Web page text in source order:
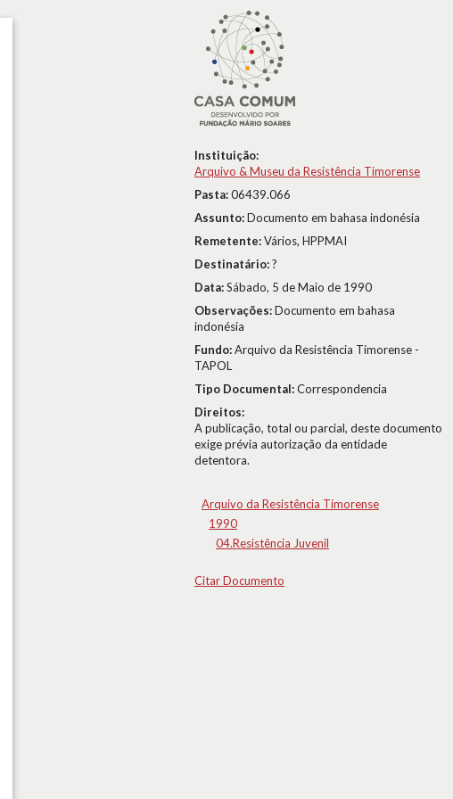
Instituição:
Arquivo & Museu da Resistência Timorense
Pasta:06439.066
Assunto:Documento em bahasa indonésia
Remetente:Vários, HPPMAI
Destinatário:?
Data:Sábado, 5 de Maio de 1990
Observações:Documento em bahasa
indonésia
Fundo:Arquivo da Resistência Timorense -
TAPOL
Tipo Documental:Correspondencia
Direitos:
A publicação, total ou parcial, deste documento
exige prévia autorização da entidade
detentora.
Arquivo da Resistência Timorense
1990
04.Resistência Juvenil
Citar Documento